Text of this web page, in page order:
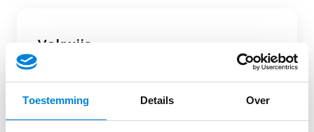
Toestemming Details Over
Cursisten
Je verzorgt ook cursussen aan meer ervaren
monteurs, die bijvoorbeeld werkzaam en in dienst
Vakwijs